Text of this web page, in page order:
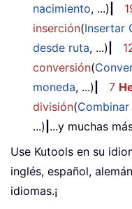
nacimiento, ...)
inserción(Insertar
desde ruta, ...)
conversión(
moneda, ...) 7
división(
...) ...y muchas
Use Kutools en su
inglés, español,
idiomas.¡